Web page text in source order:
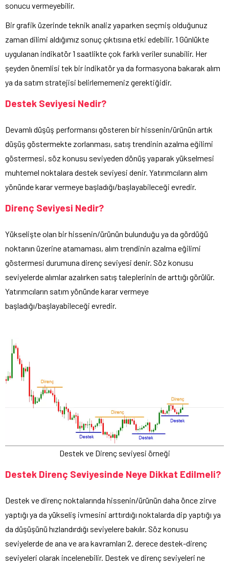
sonucu vermeyebilir.
Bir grafik üzerinde teknik analiz yaparken seçmiş olduğunuz
zaman dilimi aldığımız sonuç çıktısına etki edebilir. 1 Günlükte
uygulanan indikatör 1 saatlikte çok farklı veriler sunabilir. Her
şeyden önemlisi tek bir indikatör ya da formasyona bakarak alım
ya da satım stratejisi belirlememeniz gerektiğidir.
Destek Seviyesi Nedir?
Devamlı düşüş performansı gösteren bir hissenin/ürünün artık
düşüş göstermekte zorlanması, satış trendinin azalma eğilimi
göstermesi, söz konusu seviyeden dönüş yaparak yükselmesi
muhtemel noktalara destek seviyesi denir. Yatırımcıların alım
yönünde karar vermeye başladığı/başlayabileceği evredir.
Direnç Seviyesi Nedir?
Yükselişte olan bir hissenin/ürünün bulunduğu ya da gördüğü
noktanın üzerine atamaması, alım trendinin azalma eğilimi
göstermesi durumuna direnç seviyesi denir. Söz konusu
seviyelerde alımlar azalırken satış taleplerinin de arttığı görülür.
Yatırımcıların satım yönünde karar vermeye
başladığı/başlayabileceği evredir.
Destek ve Direnç seviyesi örneği
Destek Direnç Seviyesinde Neye Dikkat Edilmeli?
Destek ve direnç noktalarında hissenin/ürünün daha önce zirve
yaptığı ya da yükseliş ivmesini arttırdığı noktalarda dip yaptığı ya
da düşüşünü hızlandırdığı seviyelere bakılır. Söz konusu
seviyelerde de ana ve ara kavramları 2. derece destek-direnç
seviyeleri olarak incelenebilir. Destek ve direnç seviyeleri ne